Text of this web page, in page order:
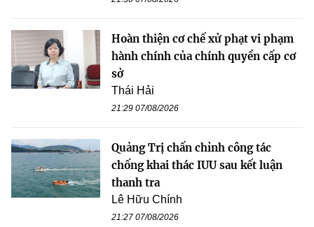
Hoàn thiện cơ chế xử phạt vi phạm
hành chính của chính quyền cấp cơ
sở
Thái Hải
21:29 07/08/2026
Quảng Trị chấn chỉnh công tác
chống khai thác IUU sau kết luận
thanh tra
Lê Hữu Chính
21:27 07/08/2026